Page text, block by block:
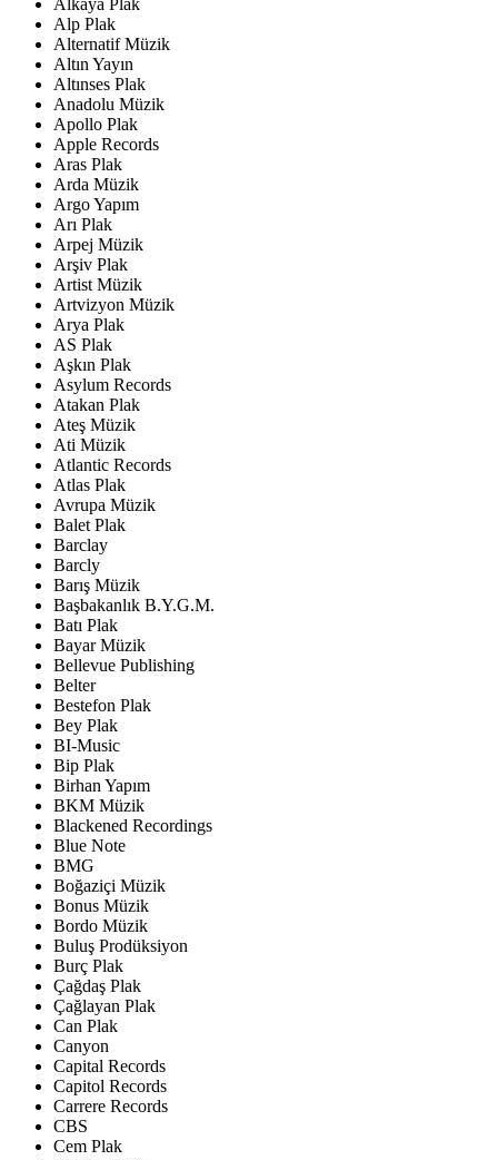
Alp Plak
Alternatif Müzik
Altın Yayın
Altınses Plak
Anadolu Müzik
Apollo Plak
Apple Records
Aras Plak
Arda Müzik
Argo Yapım
Arı Plak
Arpej Müzik
Arşiv Plak
Artist Müzik
Artvizyon Müzik
Arya Plak
AS Plak
Aşkın Plak
Asylum Records
Atakan Plak
Ateş Müzik
Ati Müzik
Atlantic Records
Atlas Plak
Avrupa Müzik
Balet Plak
Barclay
Barcly
Barış Müzik
Başbakanlık B.Y.G.M.
Batı Plak
Bayar Müzik
Bellevue Publishing
Belter
Bestefon Plak
Bey Plak
BI-Music
Bip Plak
Birhan Yapım
BKM Müzik
Blackened Recordings
Blue Note
BMG
Boğaziçi Müzik
Bonus Müzik
Bordo Müzik
Buluş Prodüksiyon
Burç Plak
Çağdaş Plak
Çağlayan Plak
Can Plak
Canyon
Capital Records
Capitol Records
Carrere Records
CBS
Cem Plak